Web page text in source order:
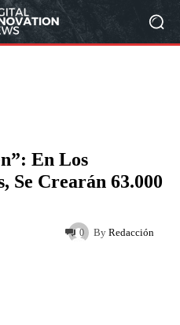
En Los
Se Crearán 63.000
By Redacción
0